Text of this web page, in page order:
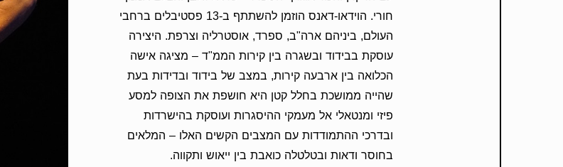
חורי. הוידאו-דאנס הוזמן להשתתף ב-13 פסטיבלים ברחבי
העולם, ביניהם ארה"ב, ספרד, אוסטרליה וצרפת. היצירה
עוסקת בבידוד ובשגרה בין קירות הממ"ד – מציגה אישה
הכלואה בין ארבעה קירות, במצב של בידוד ובדידות בעת
שהייה ממושכת בחלל קטן היא חושפת את הצופה למסע
פיזי ומנטאלי אל מעמקי ההיסגרות ועוסקת בהישרדות
ובדרכי ההתמודדות עם המצבים הקשים האלו – המלאים
בחוסר ודאות ובטלטלה כואבת בין ייאוש ותקווה.